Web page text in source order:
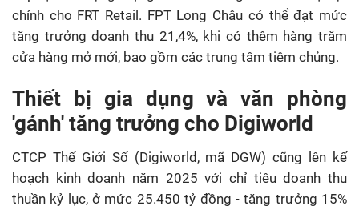
chính cho FRT Retail. FPT Long Châu có thể đạt mức
tăng trưởng doanh thu 21,4%, khi có thêm hàng trăm
cửa hàng mở mới, bao gồm các trung tâm tiêm chủng.
Thiết bị gia dụng và văn phòng
'gánh' tăng trưởng cho Digiworld
CTCP Thế Giới Số (Digiworld, mã DGW) cũng lên kế
hoạch kinh doanh năm 2025 với chỉ tiêu doanh thu
thuần kỷ lục, ở mức 25.450 tỷ đồng - tăng trưởng 15%